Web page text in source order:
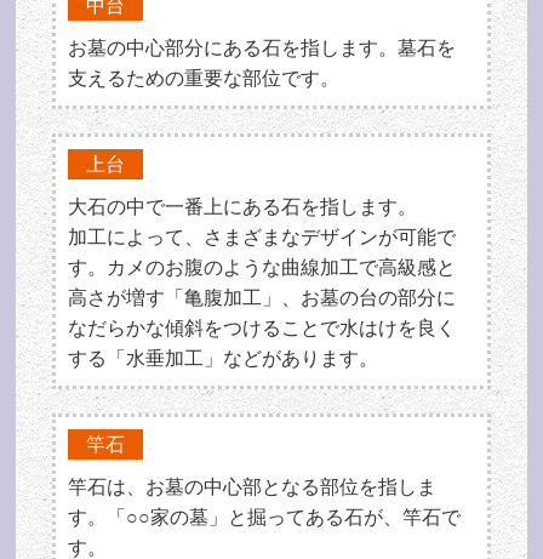
中台
お墓の中心部分にある石を指します。墓石を
支えるための重要な部位です。
上台
大石の中で一番上にある石を指します。
加工によって、さまざまなデザインが可能で
す。カメのお腹のような曲線加工で高級感と
高さが増す「亀腹加工」、お墓の台の部分に
なだらかな傾斜をつけることで水はけを良く
する「水垂加工」などがあります。
竿石
竿石は、お墓の中心部となる部位を指しま
す。「○○家の墓」と掘ってある石が、竿石で
す。